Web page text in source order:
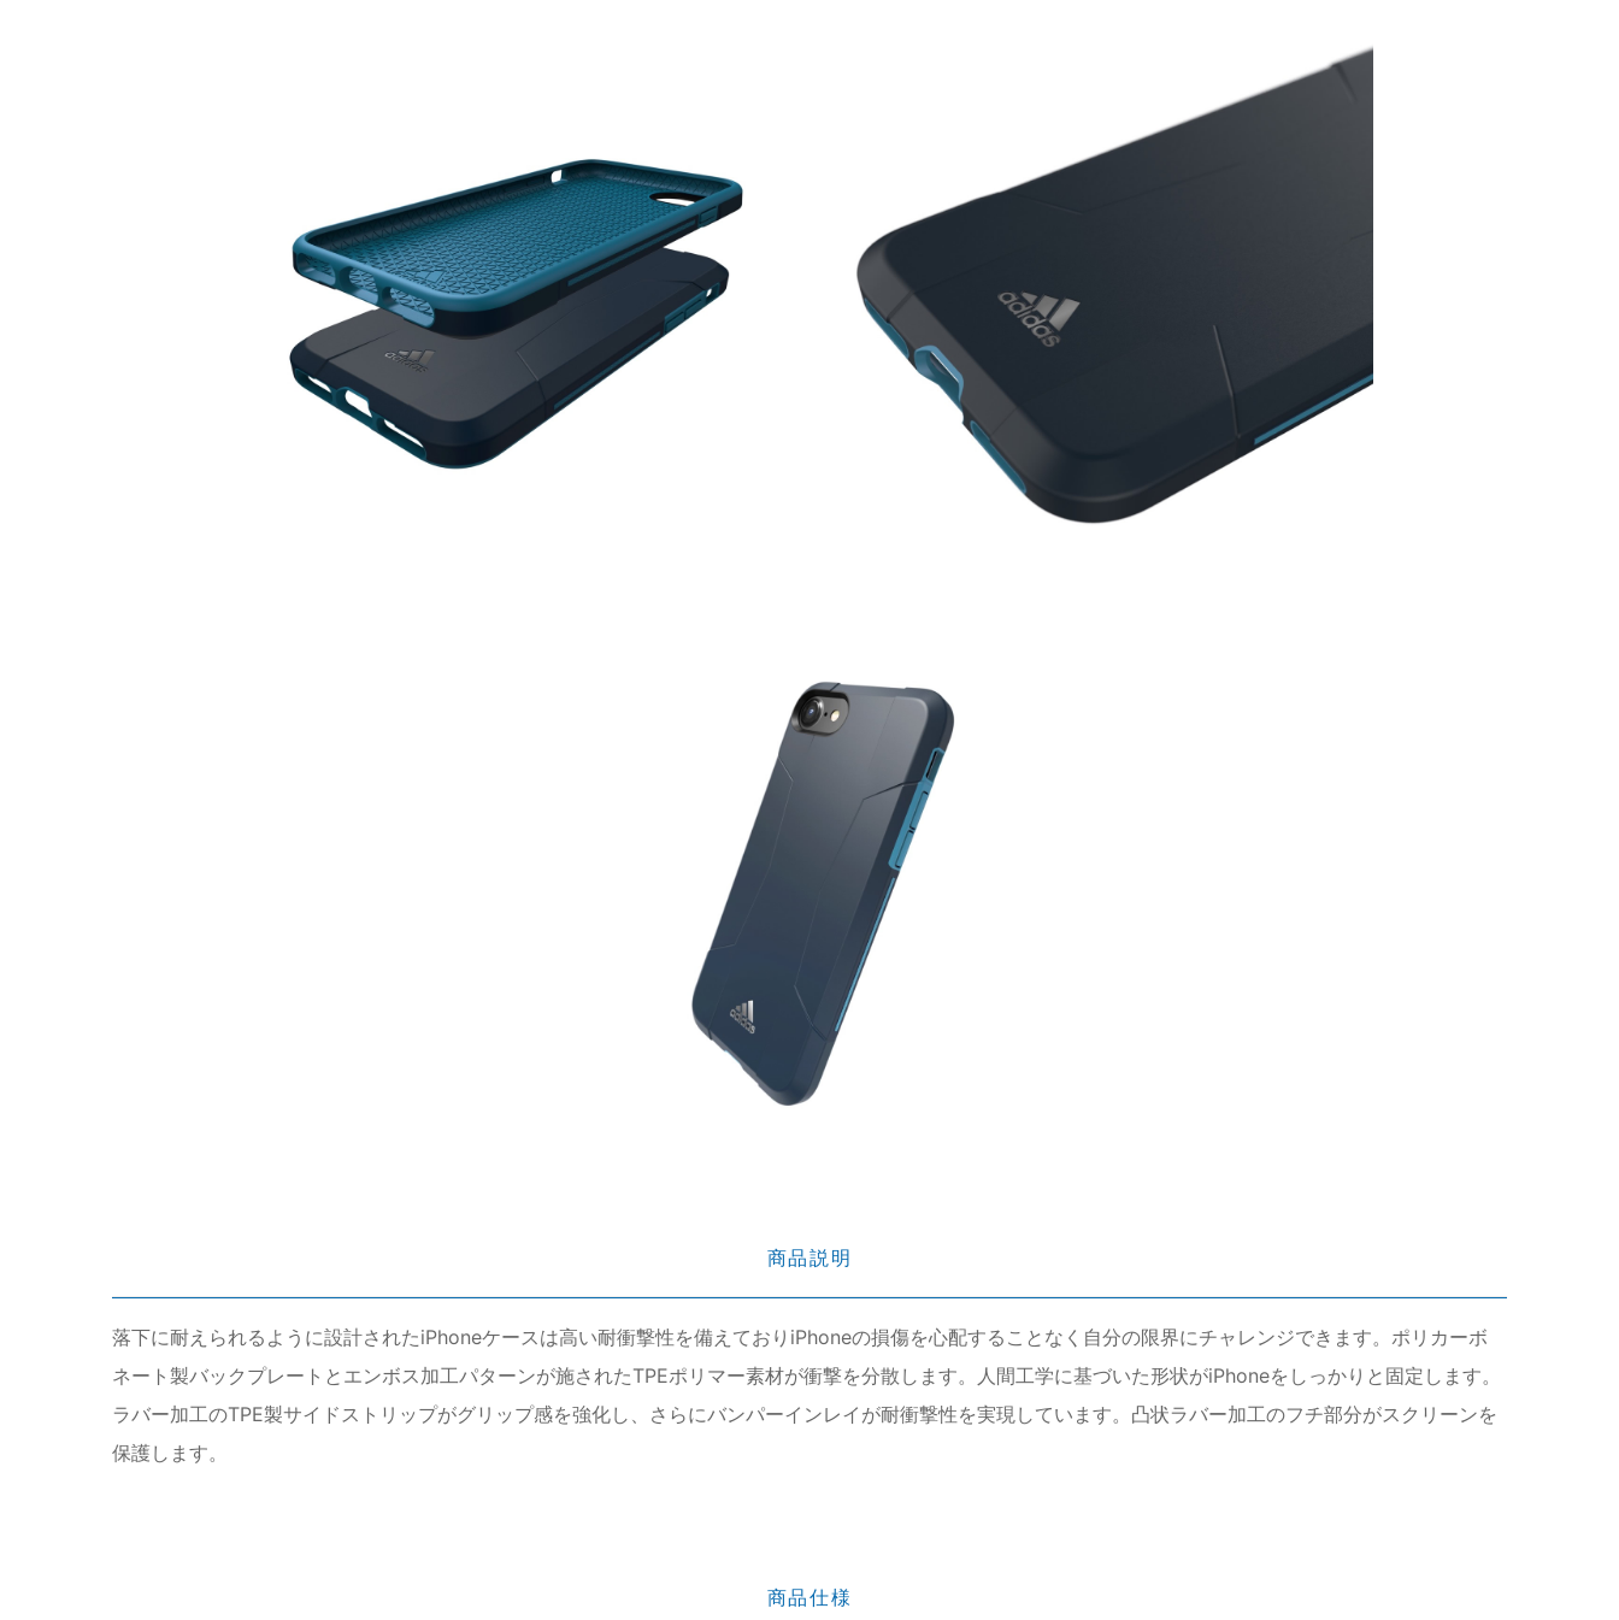
商品説明
落下に耐えられるように設計されたiPhoneケースは高い耐衝撃性を備えておりiPhoneの損傷を心配することなく自分の限界にチャレンジできます。ポリカーボ
ネート製バックプレートとエンボス加工パターンが施されたTPEポリマー素材が衝撃を分散します。人間工学に基づいた形状がiPhoneをしっかりと固定します。
ラバー加工のTPE製サイドストリップがグリップ感を強化し、さらにバンパーインレイが耐衝撃性を実現しています。凸状ラバー加工のフチ部分がスクリーンを
保護します。
商品仕様